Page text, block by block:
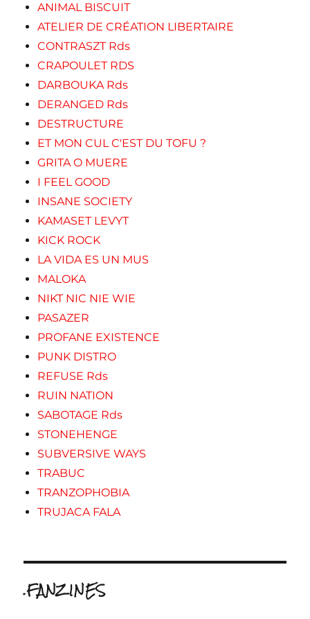
ANIMAL BISCUIT
ATELIER DE CRÉATION LIBERTAIRE
CONTRASZT Rds
CRAPOULET RDS
DARBOUKA Rds
DERANGED Rds
DESTRUCTURE
ET MON CUL C'EST DU TOFU ?
GRITA O MUERE
I FEEL GOOD
INSANE SOCIETY
KAMASET LEVYT
KICK ROCK
LA VIDA ES UN MUS
MALOKA
NIKT NIC NIE WIE
PASAZER
PROFANE EXISTENCE
PUNK DISTRO
REFUSE Rds
RUIN NATION
SABOTAGE Rds
STONEHENGE
SUBVERSIVE WAYS
TRABUC
TRANZOPHOBIA
TRUJACA FALA
.FANZINES